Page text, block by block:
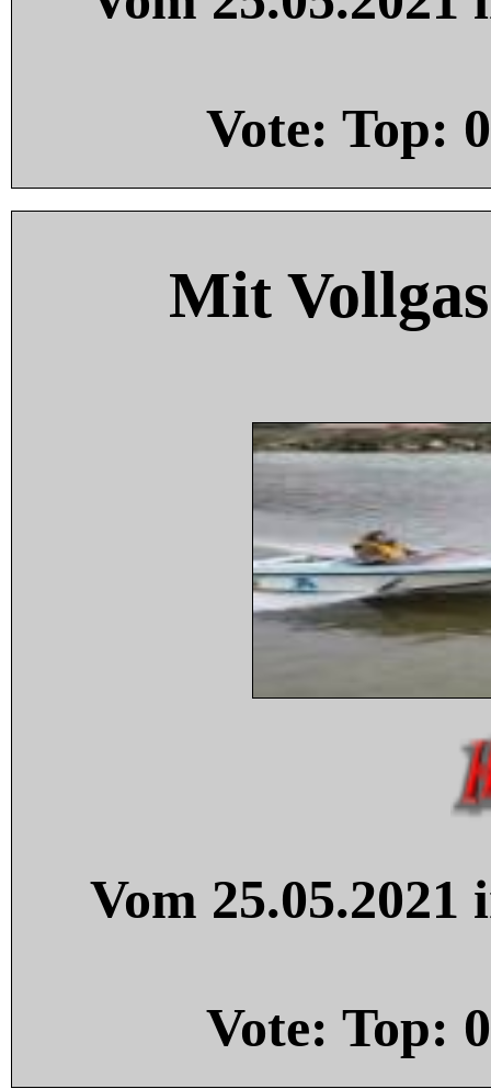
Vote: Top: 0
Mit
Vom
Vote: Top: 0